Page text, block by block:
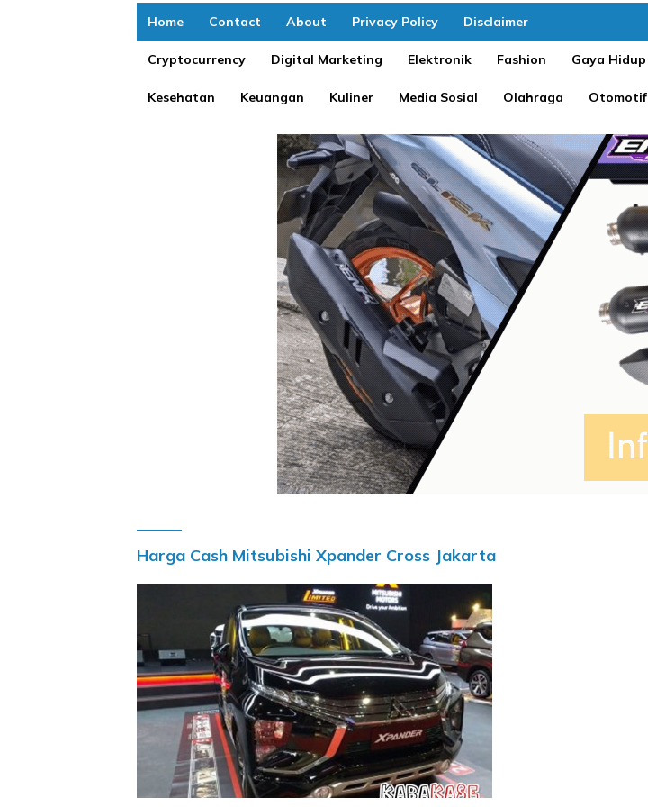
Home Contact About Privacy Policy Disclaimer
Cryptocurrency Digital Marketing Elektronik Fashion Gaya Hidup
Kesehatan Keuangan Kuliner Media Sosial Olahraga Otomotif
Harga Cash Mitsubishi Xpander Cross Jakarta